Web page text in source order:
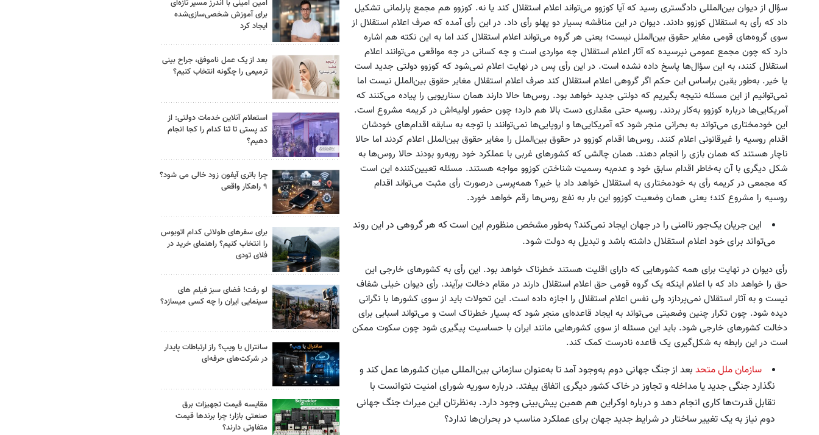
سؤال از دیوان بین‌المللی دادگستری رسید که آیا کوزوو می‌تواند اعلام استقلال کند یا نه. کوزوو هم مجمع پارلمانی تشکیل
داد که رأی به استقلال کوزوو دادند. دیوان در این مناقشه بسیار دو پهلو رأی داد. در این رأی آمده که صرف اعلام استقلال از
سوی گروه‌های قومی مغایر حقوق بین‌الملل نیست؛ یعنی هر گروه می‌تواند اعلام استقلال کند اما به این نکته هم اشاره
دارد که چون مجمع عمومی نپرسیده که آثار اعلام استقلال چه مواردی است و چه کسانی در چه مواقعی می‌توانند اعلام
استقلال کنند، به این سؤال‌ها پاسخ داده نشده است. در این رأی پس در نهایت اعلام نمی‌شود که کوزوو دولتی جدید است
یا خیر. به‌طور یقین براساس این حکم اگر گروهی اعلام استقلال کند صرف اعلام استقلال مغایر حقوق بین‌الملل نیست اما
نمی‌توانیم از این مسئله نتیجه بگیریم که دولتی جدید خواهد بود. روس‌ها حالا دارند همان سناریویی را پیاده می‌کنند که
آمریکایی‌ها درباره کوزوو به‌کار بردند. روسیه حتی مقداری دست بالا هم دارد؛ چون حضور اولیه‌اش در کریمه مشروع است.
این خودمختاری می‌تواند به بحرانی منجر شود که آمریکایی‌ها و اروپایی‌ها نمی‌توانند با توجه به سابقه اقدام‌های خودشان
اقدام روسیه را غیرقانونی اعلام کنند. روس‌ها اقدام کوزوو در حقوق بین‌الملل را مغایر حقوق بین‌الملل اعلام کردند اما حالا
ناچار هستند که همان بازی را انجام دهند. همان چالشی که کشورهای غربی با عملکرد خود روبه‌رو بودند حالا روس‌ها به
شکل دیگری با آن به‌خاطر اقدام سابق خود و عدم‌به رسمیت شناختن کوزوو مواجه هستند. مسئله تعیین‌کننده این است
که مجمعی در کریمه رأی به خودمختاری به استقلال خواهد داد یا خیر؟ همه‌پرسی درصورت رأی مثبت می‌تواند اقدام
روسیه را مشروع کند؛ یعنی همان وضعیت کوزوو این بار به نفع روس‌ها رقم خواهد خورد.
این جریان یک‌جور نا‌امنی را در جهان ایجاد نمی‌کند؟ به‌طور مشخص منظورم این است که هر گروهی در این روند
می‌تواند برای خود اعلام استقلال داشته باشد و تبدیل به دولت شود.
رأی دیوان در نهایت برای همه کشورهایی که دارای اقلیت هستند خطرناک خواهد بود. این رأی به کشورهای خارجی این
حق را خواهد داد که با اعلام اینکه یک گروه قومی حق اعلام استقلال دارند در مقام دخالت برآیند. رأی دیوان خیلی شفاف
نیست و به آثار استقلال نمی‌پردازد ولی نفس اعلام استقلال را اجازه داده است. این تحولات باید از سوی کشورها با نگرانی
دیده شود. چون تکرار چنین وضعیتی می‌تواند به ایجاد قاعده‌ای منجر شود که بسیار خطرناک است و می‌تواند اسبابی برای
دخالت کشورهای خارجی شود. باید این مسئله از سوی کشورهایی مانند ایران با حساسیت پیگیری شود چون سکوت ممکن
است در این رابطه به شکل‌گیری یک قاعده نادرست کمک کند.
سازمان ملل متحد بعد از جنگ جهانی دوم به‌وجود آمد تا به‌عنوان سازمانی بین‌المللی میان کشورها عمل کند و
نگذارد جنگی جدید یا مداخله و تجاوز در خاک کشور دیگری اتفاق بیفتد. درباره سوریه شورای امنیت نتوانست با
تقابل قدرت‌ها کاری انجام دهد و درباره اوکراین هم همین پیش‌بینی وجود دارد. به‌نظرتان این میراث جنگ جهانی
دوم نیاز به یک تغییر ساختار در شرایط جدید جهان برای عملکرد مناسب در بحران‌ها ندارد؟
امین امینی با اندرز مسیر تازه‌ای
برای آموزش شخصی‌سازی‌شده
ایجاد کرد
بعد از یک عمل ناموفق، جراح بینی
ترمیمی را چگونه انتخاب کنیم؟
استعلام آنلاین خدمات دولتی: از
کد پستی تا ثنا کدام را کجا انجام
دهیم؟
چرا باتری آیفون زود خالی می شود؟
۹ راهکار واقعی
برای سفرهای طولانی کدام اتوبوس
را انتخاب کنیم؟ راهنمای خرید در
فلای تودی
لو رفت! فضای سبز فیلم های
سینمایی ایران را چه کسی میسازد؟
سانترال یا ویپ؟ راز ارتباطات پایدار
در شرکت‌های حرفه‌ای
مقایسه قیمت تجهیزات برق
صنعتی بازار؛ چرا برندها قیمت
متفاوتی دارند؟